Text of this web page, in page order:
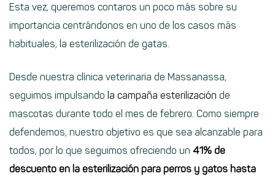
Esta vez, queremos contaros un poco más sobre su
importancia centrándonos en uno de los casos más
habituales, la esterilización de gatas.
Desde nuestra clínica veterinaria de Massanassa,
seguimos impulsando la campaña esterilización de
mascotas durante todo el mes de febrero. Como siempre
defendemos, nuestro objetivo es que sea alcanzable para
todos, por lo que seguimos ofreciendo un 41% de
descuento en la esterilización para perros y gatos hasta